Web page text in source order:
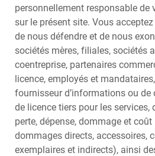
personnellement responsable de
sur le présent site. Vous
de nous défendre et de nous
sociétés mères, filiales, sociétés
coentreprise, partenaires
licence, employés et
fournisseur d’informations ou
de licence tiers pour les services,
perte, dépense, dommage et
dommages directs, accessoires,
exemplaires et indirects), ainsi